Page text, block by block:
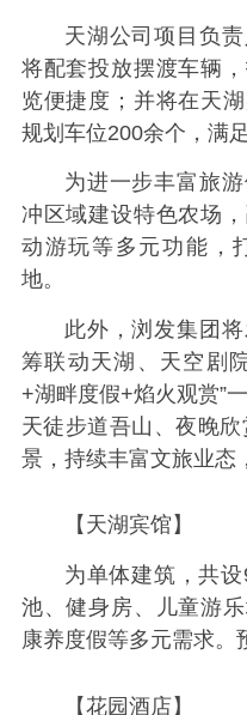
天湖公司项目负
将配套投放摆渡车辆
览便捷度；并将在天
规划车位200余个，满
为进一步丰富旅
冲区域建设特色农场
动游玩等多元功能，
地。
此外，浏发集团
筹联动天湖、天空剧
+湖畔度假+焰火观赏”
天徒步道吾山、夜晚
景，持续丰富文旅业态
【天湖宾馆】
为单体建筑，共
池、健身房、儿童游
康养度假等多元需求。
【花园酒店】